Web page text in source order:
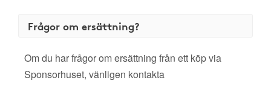
Frågor om ersättning?
Om du har frågor om ersättning från ett köp via
Sponsorhuset, vänligen kontakta